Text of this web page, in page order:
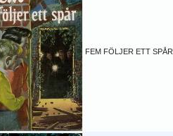
FEM FÖLJER ETT SPÅR